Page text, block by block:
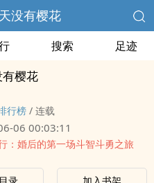
没有樱花
搜索 足迹
樱花
行榜 / 连载
06 00:03:11
：婚后的第一场斗智斗勇之旅